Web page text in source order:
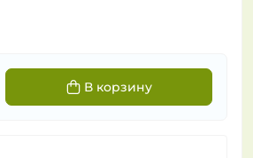
В корзину